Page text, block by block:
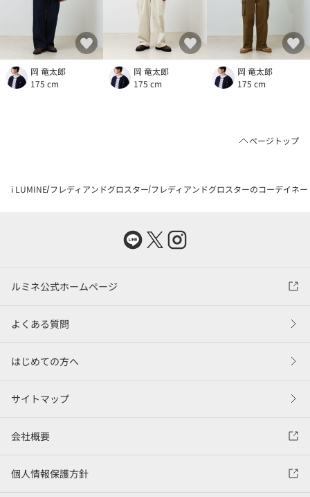
岡 竜太郎
175 cm
岡 竜太郎
175 cm
岡 竜太郎
175 cm
ページトップ
i LUMINE フレディアンドグロスター フレディアンドグロスターのコーデイネ
ルミネ公式ホームページ
よくある質問
はじめての方へ
サイトマップ
会社概要
個人情報保護方針